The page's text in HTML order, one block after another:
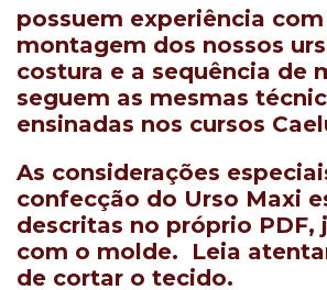
possuem experiência com
montagem dos nossos
costura e a sequência de
seguem as mesmas
ensinadas nos cursos
As considerações
confecção do Urso Maxi
descritas no próprio PDF,
com o molde. Leia
de cortar o tecido.